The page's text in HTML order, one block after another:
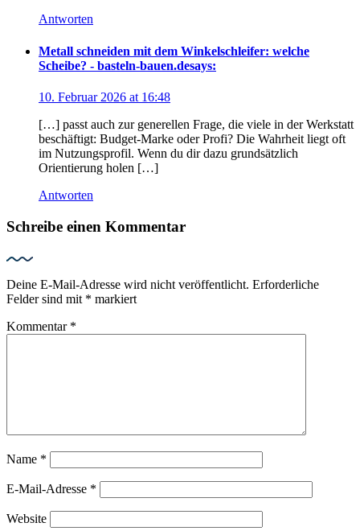
Antworten
Metall schneiden mit dem Winkelschleifer: welche
Scheibe? - basteln-bauen.desays:
10. Februar 2026 at 16:48
[…] passt auch zur generellen Frage, die viele in der Werkstatt
beschäftigt: Budget-Marke oder Profi? Die Wahrheit liegt oft
im Nutzungsprofil. Wenn du dir dazu grundsätzlich
Orientierung holen […]
Antworten
Schreibe einen Kommentar
Deine E-Mail-Adresse wird nicht veröffentlicht. Erforderliche
Felder sind mit * markiert
Kommentar *
Name *
E-Mail-Adresse *
Website